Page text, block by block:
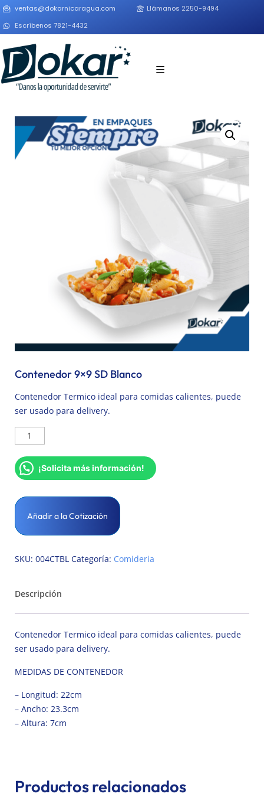
ventas@dokarnicaragua.com
Llámanos 2250-9494
Escríbenos 7821-4432
Contenedor 9×9 SD Blanco
Contenedor Termico ideal para comidas calientes, puede
ser usado para delivery.
¡Solicita más información!
Añadir a la Cotización
SKU: 004CTBL Categoría: Comideria
Descripción
Contenedor Termico ideal para comidas calientes, puede
ser usado para delivery.
MEDIDAS DE CONTENEDOR
– Longitud: 22cm
– Ancho: 23.3cm
– Altura: 7cm
Productos relacionados